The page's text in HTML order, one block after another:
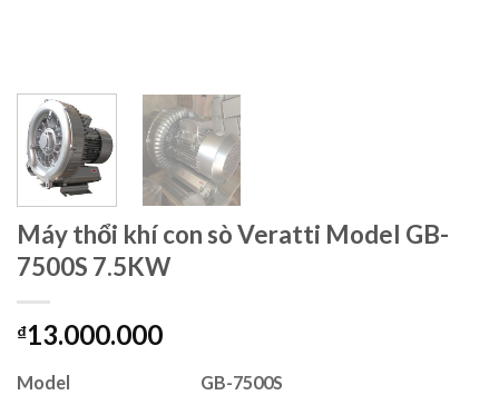
Máy thổi khí con sò Veratti Model GB-
7500S 7.5KW
₫13.000.000
Model
GB-7500S